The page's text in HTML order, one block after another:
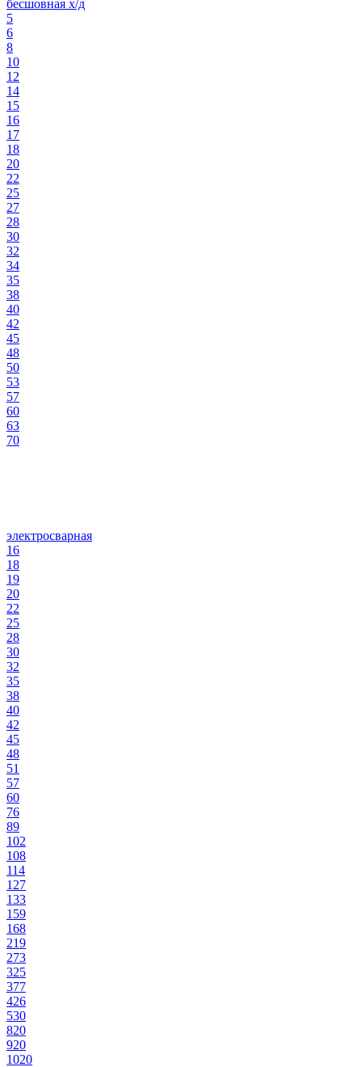
бесшовная х/д
5
6
8
10
12
14
15
16
17
18
20
22
25
27
28
30
32
34
35
38
40
42
45
48
50
53
57
60
63
70
электросварная
16
18
19
20
22
25
28
30
32
35
38
40
42
45
48
51
57
60
76
89
102
108
114
127
133
159
168
219
273
325
377
426
530
820
920
1020